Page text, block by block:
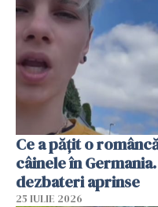
Ce a pățit o
câinele în
dezbateri aprinse
25 IULIE 2026